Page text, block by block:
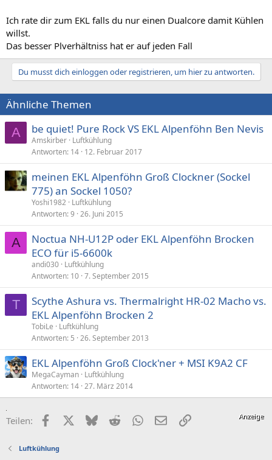
Ich rate dir zum EKL falls du nur einen Dualcore damit Kühlen
willst.
Das besser Plverhältniss hat er auf jeden Fall
Du musst dich einloggen oder registrieren, um hier zu antworten.
Ähnliche Themen
A be quiet! Pure Rock VS EKL Alpenföhn Ben Nevis
Amskirber Luftkühlung
Antworten 14 12. Februar 2017
meinen EKL Alpenföhn Groß Clockner (Sockel
775) an Sockel 1050?
Yoshi1982 Luftkühlung
Antworten 9 26. Juni 2015
A
Noctua NH-U12P oder EKL Alpenföhn Brocken
ECO für i5-6600k
andi030 Luftkühlung
Antworten 10 7. September 2015
T
Scythe Ashura vs. Thermalright HR-02 Macho vs.
EKL Alpenföhn Brocken 2
TobiLe
Luftkühlung
Antworten 5 26. September 2013
EKL Alpenföhn Groß Clock'ner + MSI K9A2 CF
MegaCayman Luftkühlung
Antworten 14 27. März 2014
Teilen: FacebookX (Twitter)
BlueskyRedditWhatsApp
E-MailLink
Luftkühlung